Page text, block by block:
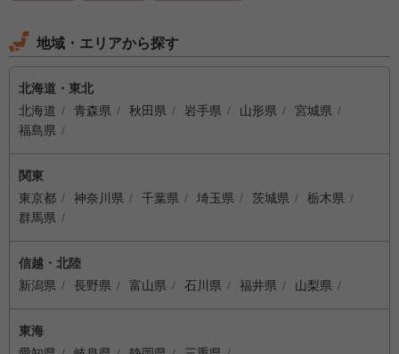
地域・エリアから探す
北海道・東北
北海道
青森県 秋田県 岩手県 山形県
宮城県
福島県
関東
東京都
神奈川県 千葉県 埼玉県 茨城県
栃木県
群馬県
信越・北陸
新潟県
長野県 富山県 石川県 福井県 山梨県
東海